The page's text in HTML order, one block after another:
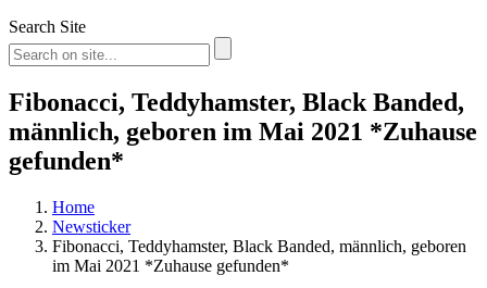
Search Site
Fibonacci, Teddyhamster, Black Banded,
männlich, geboren im Mai 2021 *Zuhause
gefunden*
Home
Newsticker
Fibonacci, Teddyhamster, Black Banded, männlich, geboren
im Mai 2021 *Zuhause gefunden*